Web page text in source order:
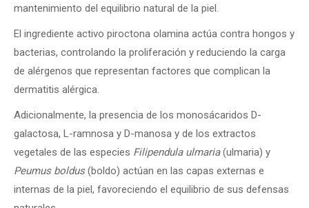
mantenimiento del equilibrio natural de la piel.
El ingrediente activo piroctona olamina actúa contra hongos y
bacterias, controlando la proliferación y reduciendo la carga
de alérgenos que representan factores que complican la
dermatitis alérgica.
Adicionalmente, la presencia de los monosácaridos D-
galactosa, L-ramnosa y D-manosa y de los extractos
vegetales de las especies Filipendula ulmaria(ulmaria) y
Peumus boldus(boldo) actúan en las capas externas e
internas de la piel, favoreciendo el equilibrio de sus defensas